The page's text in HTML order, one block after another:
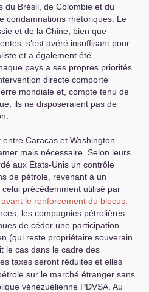
du Brésil, de Colombie et du
condamnations rhétoriques. Le
et de la Chine, bien que
s’est avéré insuffisant pour
et a également été
pays a ses propres priorités
directe comporte
mondiale et, compte tenu de
ils ne disposeraient pas de
Caracas et Washington
mais nécessaire. Selon leurs
aux États-Unis un contrôle
de pétrole, revenant à un
précédemment utilisé par
avant le renforcement du blocus
les compagnies pétrolières
de céder une participation
(qui reste propriétaire souverain
le cas dans le cadre des
taxes seront réduites et elles
sur le marché étranger sans
vénézuélienne PDVSA . Au